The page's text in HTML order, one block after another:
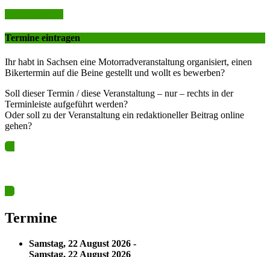
Termine eintragen
Ihr habt in Sachsen eine Motorradveranstaltung organisiert, einen
Bikertermin auf die Beine gestellt und wollt es bewerben?
Soll dieser Termin / diese Veranstaltung – nur – rechts in der
Terminleiste aufgeführt werden?
Oder soll zu der Veranstaltung ein redaktioneller Beitrag online
gehen?
Termine
Samstag, 22 August 2026 -
Samstag, 22 August 2026